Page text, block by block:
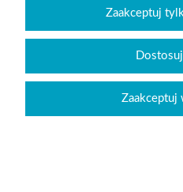
MOJE
Wyposażenie szkół
Tel:91 307 91 00| Johna Baildona 24C
Zaakceptuj
Zaakceptuj